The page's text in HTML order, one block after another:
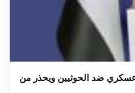
ضد الحوثيين ويحذر من